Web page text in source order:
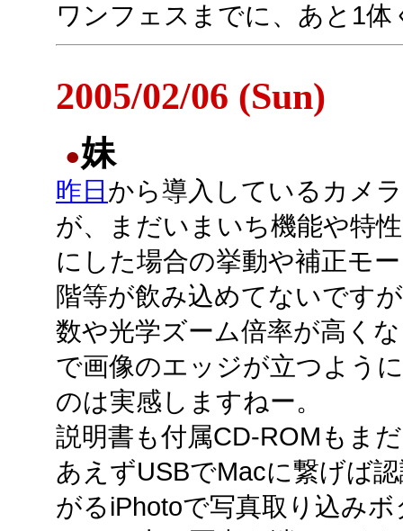
ワンフェスまでに、あと1
2005/02/06 (Sun)
●妹
昨日 から導入しているカメ
が、まだいまいち機能や特
にした場合の挙動や補正モ
階等が飲み込めてないです
数や光学ズーム倍率が高く
で画像のエッジが立つよう
のは実感しますねー。
説明書も付属CD-ROMもま
あえずUSBでMacに繋げば
がるiPhotoで写真取り込み